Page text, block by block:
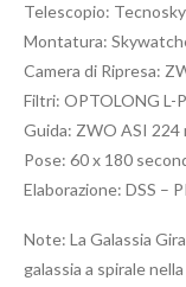
Telescopio:
Montatura:
Camera di Ripresa:
Filtri: OPTOLONG L-
Guida: ZWO ASI 224
Pose: 60 x 180
Elaborazione: DSS –
Note: La Galassia
galassia a spirale